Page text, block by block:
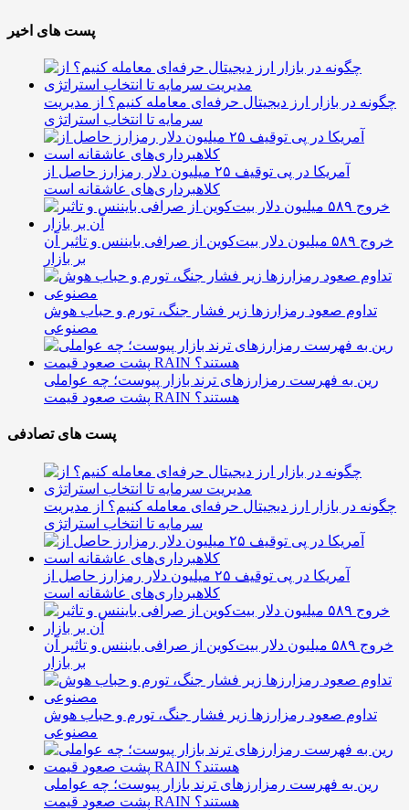
پست های اخیر
چگونه در بازار ارز دیجیتال حرفه‌ای معامله کنیم؟ از مدیریت
سرمایه تا انتخاب استراتژی
آمریکا در پی توقیف ۲۵ میلیون دلار رمزارز حاصل از
کلاهبرداری‌های عاشقانه است
خروج ۵۸۹ میلیون دلار بیت‌کوین از صرافی بایننس و تاثیر آن
بر بازار
تداوم صعود رمزارزها زیر فشار جنگ، تورم و حباب هوش
مصنوعی
رین به فهرست رمزارزهای ترند بازار پیوست؛ چه عواملی
پشت صعود قیمت RAIN هستند؟
پست های تصادفی
چگونه در بازار ارز دیجیتال حرفه‌ای معامله کنیم؟ از مدیریت
سرمایه تا انتخاب استراتژی
آمریکا در پی توقیف ۲۵ میلیون دلار رمزارز حاصل از
کلاهبرداری‌های عاشقانه است
خروج ۵۸۹ میلیون دلار بیت‌کوین از صرافی بایننس و تاثیر آن
بر بازار
تداوم صعود رمزارزها زیر فشار جنگ، تورم و حباب هوش
مصنوعی
رین به فهرست رمزارزهای ترند بازار پیوست؛ چه عواملی
پشت صعود قیمت RAIN هستند؟